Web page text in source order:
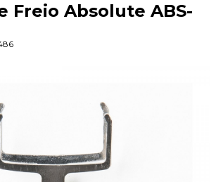
Freio Absolute ABS-